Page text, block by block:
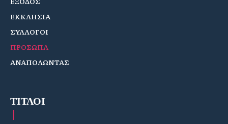
ΕΚΚΛΗΣΙΑ
ΣΥΛΛΟΓΟΙ
ΠΡΟΣΩΠΑ
ΑΝΑΠΟΛΩΝΤΑΣ
ΤΙΤΛΟΙ